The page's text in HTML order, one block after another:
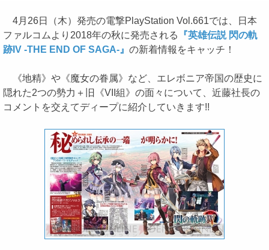
4月26日（木）発売の電撃PlayStation Vol.661では、日本
ファルコムより2018年の秋に発売される
『英雄伝説 閃の軌
跡IV -THE END OF SAGA-』 の新着情報をキャッチ！
《地精》や《魔女の眷属》など、エレボニア帝国の歴史に
隠れた2つの勢力＋旧《VII組》の面々について、近藤社長の
コメントを交えてディープに紹介していきます!!